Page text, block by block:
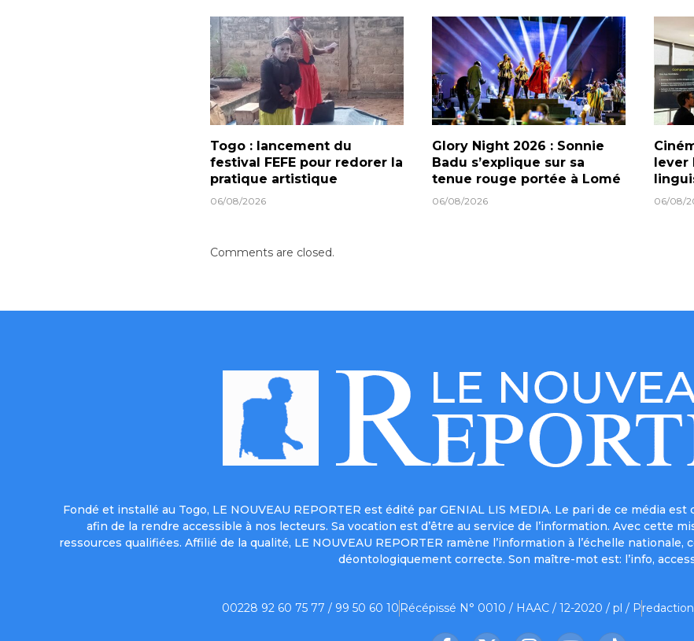
Togo : lancement du
festival FEFE pour redorer la
pratique artistique
06/08/2026
Glory Night 2026 : Sonnie
Badu s’explique sur sa
tenue rouge portée à Lomé
06/08/2026
lever
06/08/
Comments are closed.
Fondé et installé au Togo, LE NOUVEAU REPORTER est édité par GENIAL LIS MEDIA. Le pari de ce média
afin de la rendre accessible à nos lecteurs. Sa vocation est d’être au service de l’information. Avec cette
ressources qualifiées. Affilié de la qualité, LE NOUVEAU REPORTER ramène l’information à l’échelle
déontologiquement correcte. Son maître-mot est: l’info,
00228 92 60 75 77 / 99 50 60 10 Récépissé N° 0010 / HAAC / 12-2020 / pl / P